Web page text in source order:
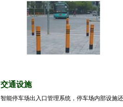
交通设施
智能停车场出入口管理系统，停车场内部设施